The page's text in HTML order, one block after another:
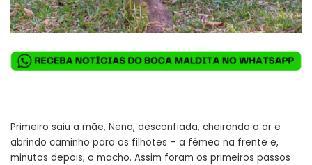
Primeiro saiu a mãe, Nena, desconfiada, cheirando o ar e
abrindo caminho para os filhotes – a fêmea na frente e,
minutos depois, o macho. Assim foram os primeiros passos